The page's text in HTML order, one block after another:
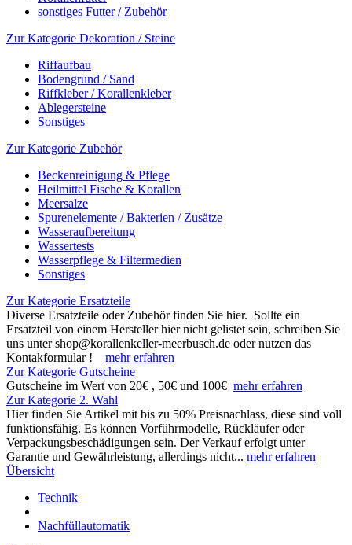
sonstiges Futter / Zubehör
Zur Kategorie Dekoration / Steine
Riffaufbau
Bodengrund / Sand
Riffkleber / Korallenkleber
Ablegersteine
Sonstiges
Zur Kategorie Zubehör
Beckenreinigung & Pflege
Heilmittel Fische & Korallen
Meersalze
Spurenelemente / Bakterien / Zusätze
Wasseraufbereitung
Wassertests
Wasserpflege & Filtermedien
Sonstiges
Zur Kategorie Ersatzteile
Diverse Ersatzteile oder Zubehör finden Sie hier. Sollte ein
Ersatzteil von einem Hersteller hier nicht gelistet sein, schreiben Sie
uns unter shop@korallenkeller-meerbusch.de oder nutzen das
Kontakformular ! mehr erfahren
Zur Kategorie Gutscheine
Gutscheine im Wert von 20€ , 50€ und 100€ mehr erfahren
Zur Kategorie 2. Wahl
Hier finden Sie Artikel mit bis zu 50% Preisnachlass, diese sind voll
funktionsfähig. Es können Vorführmodelle, Rückläufer oder
Verpackungsbeschädigungen sein. Der Verkauf erfolgt unter
Garantie und Gewährleistung, allerdings nicht... mehr erfahren
Übersicht
Technik
Nachfüllautomatik